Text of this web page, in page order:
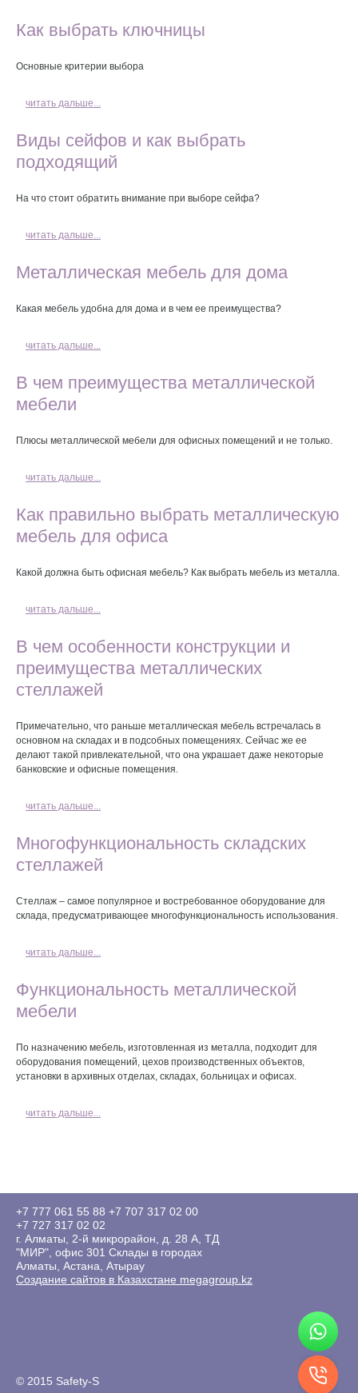
Как выбрать ключницы
Основные критерии выбора
читать дальше...
Виды сейфов и как выбрать
подходящий
На что стоит обратить внимание при выборе сейфа?
читать дальше...
Металлическая мебель для дома
Какая мебель удобна для дома и в чем ее преимущества?
читать дальше...
В чем преимущества металлической
мебели
Плюсы металлической мебели для офисных помещений и не только.
читать дальше...
Как правильно выбрать металлическую
мебель для офиса
Какой должна быть офисная мебель? Как выбрать мебель из металла.
читать дальше...
В чем особенности конструкции и
преимущества металлических
стеллажей
Примечательно, что раньше металлическая мебель встречалась в
основном на складах и в подсобных помещениях. Сейчас же ее
делают такой привлекательной, что она украшает даже некоторые
банковские и офисные помещения.
читать дальше...
Многофункциональность складских
стеллажей
Стеллаж – самое популярное и востребованное оборудование для
склада, предусматривающее многофункциональность использования.
читать дальше...
Функциональность металлической
мебели
По назначению мебель, изготовленная из металла, подходит для
оборудования помещений, цехов производственных объектов,
установки в архивных отделах, складах, больницах и офисах.
читать дальше...
+7 777 061 55 88 +7 707 317 02 00
+7 727 317 02 02
г. Алматы, 2-й микрорайон, д. 28 А, ТД
"МИР", офис 301 Склады в городах
Алматы, Астана, Атырау
Создание сайтов в Казахстане megagroup.kz
© 2015 Safety-S